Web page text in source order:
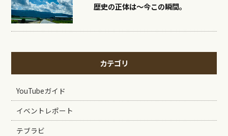
歴史の正体は〜今この瞬間。
カテゴリ
YouTubeガイド
イベントレポート
テブラビ